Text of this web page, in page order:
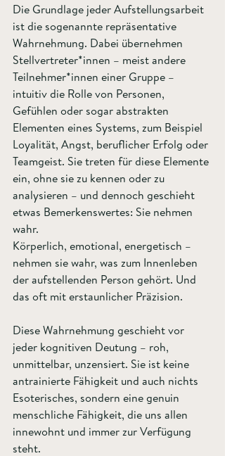
Die Grundlage jeder Aufstellungsarbeit
ist die sogenannte repräsentative
Wahrnehmung. Dabei übernehmen
Stellvertreter*innen – meist andere
Teilnehmer*innen einer Gruppe –
intuitiv die Rolle von Personen,
Gefühlen oder sogar abstrakten
Elementen eines Systems, zum Beispiel
Loyalität, Angst, beruflicher Erfolg oder
Teamgeist. Sie treten für diese Elemente
ein, ohne sie zu kennen oder zu
analysieren – und dennoch geschieht
etwas Bemerkenswertes: Sie nehmen
wahr.
Körperlich, emotional, energetisch –
nehmen sie wahr, was zum Innenleben
der aufstellenden Person gehört. Und
das oft mit erstaunlicher Präzision.
Diese Wahrnehmung geschieht vor
jeder kognitiven Deutung – roh,
unmittelbar, unzensiert. Sie ist keine
antrainierte Fähigkeit und auch nichts
Esoterisches, sondern eine genuin
menschliche Fähigkeit, die uns allen
innewohnt und immer zur Verfügung
steht.